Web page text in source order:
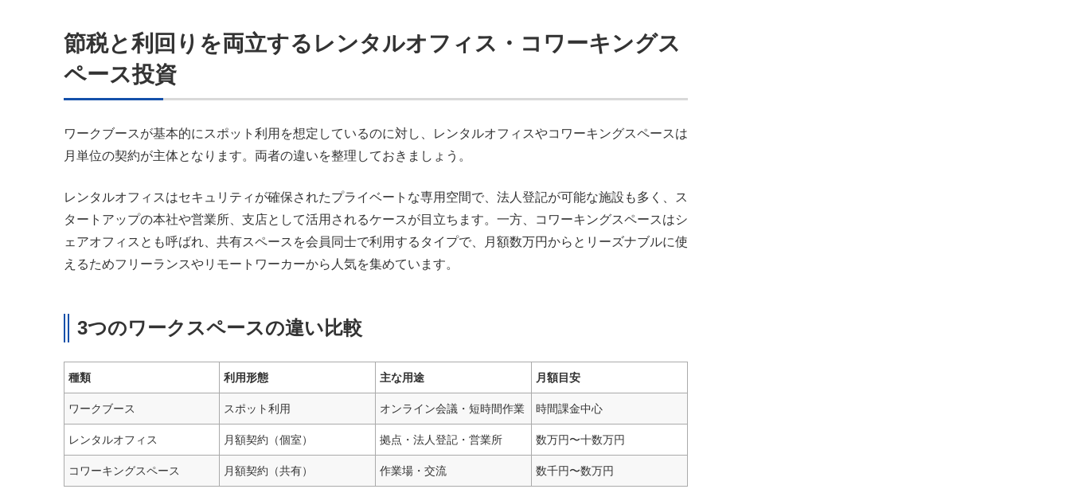
節税と利回りを両立するレンタルオフィス・コワーキングス
ペース投資
ワークブースが基本的にスポット利用を想定しているのに対し、レンタルオフィスやコワーキングスペースは
月単位の契約が主体となります。両者の違いを整理しておきましょう。
レンタルオフィスはセキュリティが確保されたプライベートな専用空間で、法人登記が可能な施設も多く、ス
タートアップの本社や営業所、支店として活用されるケースが目立ちます。一方、コワーキングスペースはシ
ェアオフィスとも呼ばれ、共有スペースを会員同士で利用するタイプで、月額数万円からとリーズナブルに使
えるためフリーランスやリモートワーカーから人気を集めています。
3つのワークスペースの違い比較
種類 利用形態 主な用途 月額目安
ワークブース スポット利用 オンライン会議・短時間作業 時間課金中心
レンタルオフィス 月額契約（個室） 拠点・法人登記・営業所 数万円〜十数万円
コワーキングスペース 月額契約（共有） 作業場・交流 数千円〜数万円